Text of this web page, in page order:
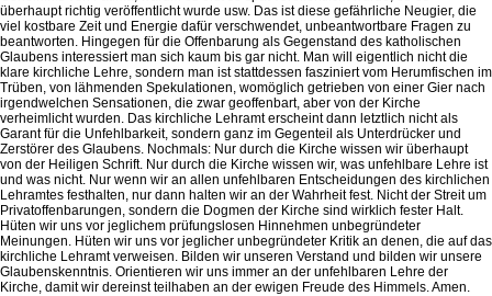
überhaupt richtig veröffentlicht wurde usw. Das ist diese gefährliche Neugier, die
viel kostbare Zeit und Energie dafür verschwendet, unbeantwortbare Fragen zu
beantworten. Hingegen für die Offenbarung als Gegenstand des katholischen
Glaubens interessiert man sich kaum bis gar nicht. Man will eigentlich nicht die
klare kirchliche Lehre, sondern man ist stattdessen fasziniert vom Herumfischen im
Trüben, von lähmenden Spekulationen, womöglich getrieben von einer Gier nach
irgendwelchen Sensationen, die zwar geoffenbart, aber von der Kirche
verheimlicht wurden. Das kirchliche Lehramt erscheint dann letztlich nicht als
Garant für die Unfehlbarkeit, sondern ganz im Gegenteil als Unterdrücker und
Zerstörer des Glaubens. Nochmals: Nur durch die Kirche wissen wir überhaupt
von der Heiligen Schrift. Nur durch die Kirche wissen wir, was unfehlbare Lehre ist
und was nicht. Nur wenn wir an allen unfehlbaren Entscheidungen des kirchlichen
Lehramtes festhalten, nur dann halten wir an der Wahrheit fest. Nicht der Streit um
Privatoffenbarungen, sondern die Dogmen der Kirche sind wirklich fester Halt.
Hüten wir uns vor jeglichem prüfungslosen Hinnehmen unbegründeter
Meinungen. Hüten wir uns vor jeglicher unbegründeter Kritik an denen, die auf das
kirchliche Lehramt verweisen. Bilden wir unseren Verstand und bilden wir unsere
Glaubenskenntnis. Orientieren wir uns immer an der unfehlbaren Lehre der
Kirche, damit wir dereinst teilhaben an der ewigen Freude des Himmels. Amen.